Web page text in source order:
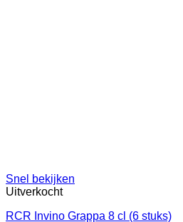
Snel bekijken
Uitverkocht
RCR Invino Grappa 8 cl (6 stuks)